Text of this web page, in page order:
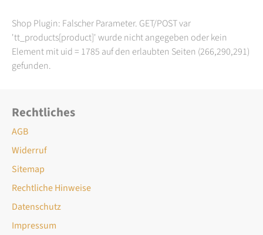
Shop Plugin: Falscher Parameter. GET/POST var
'tt_products[product]' wurde nicht angegeben oder kein
Element mit uid = 1785 auf den erlaubten Seiten (266,290,291)
gefunden.
Rechtliches
AGB
Widerruf
Sitemap
Rechtliche Hinweise
Datenschutz
Impressum